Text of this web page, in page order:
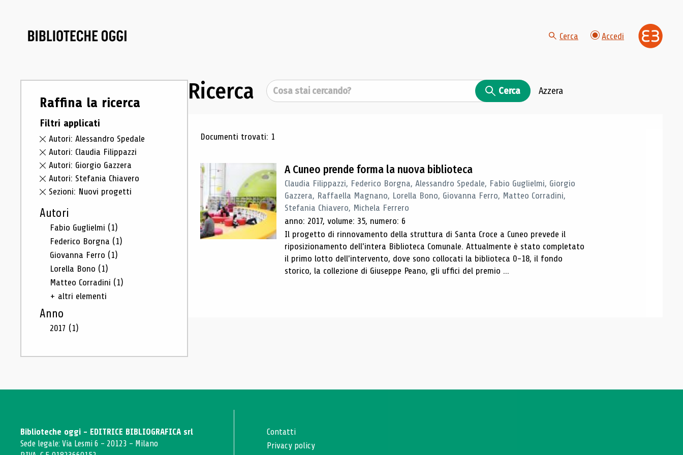
Cerca Accedi
Raffina la ricerca
Filtri applicati
Autori: Alessandro Spedale
Autori: Claudia Filippazzi
Autori: Giorgio Gazzera
Autori: Stefania Chiavero
Sezioni: Nuovi progetti
Autori
Fabio Guglielmi (1)
Federico Borgna (1)
Giovanna Ferro (1)
Lorella Bono (1)
Matteo Corradini (1)
+ altri elementi
Anno
2017 (1)
Ricerca Cerca Cerca Azzera
Risultati di ricerca
Documenti trovati: 1
A Cuneo prende forma la nuova biblioteca
Claudia Filippazzi, Federico Borgna, Alessandro Spedale, Fabio Guglielmi, Giorgio
Gazzera, Raffaella Magnano, Lorella Bono, Giovanna Ferro, Matteo Corradini,
Stefania Chiavero, Michela Ferrero
anno: 2017, volume: 35, numero: 6
Il progetto di rinnovamento della struttura di Santa Croce a Cuneo prevede il
riposizionamento dell'intera Biblioteca Comunale. Attualmente è stato completato
il primo lotto dell'intervento, dove sono collocati la biblioteca 0-18, il fondo
storico, la collezione di Giuseppe Peano, gli uffici del premio ...
Biblioteche oggi - EDITRICE BIBLIOGRAFICA srl
Sede legale: Via Lesmi 6 - 20123 - Milano
Contatti
Privacy policy